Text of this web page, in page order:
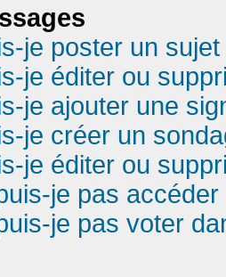
je poster un
je éditer ou
je ajouter une
je créer un
je éditer ou
je pas
je pas voter